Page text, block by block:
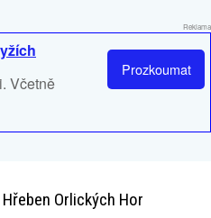
Reklama
Prozkoumat
Včetně
Orlických Hor